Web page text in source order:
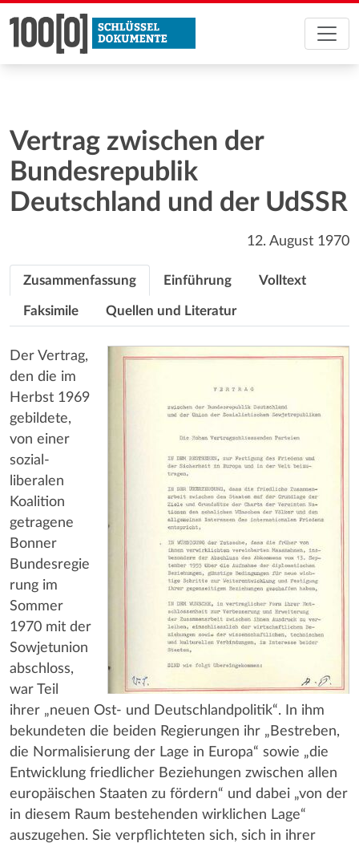
Vertrag zwischen der
Bundesrepublik
Deutschland und der UdSSR
12. August 1970
Zusammenfassung Einführung Volltext
Faksimile Quellen und Literatur
Der Vertrag,
den die im
Herbst 1969
gebildete,
von einer
sozial-
liberalen
Koalition
getragene
Bonner
Bundesregie
rung im
Sommer
1970 mit der
Sowjetunion
abschloss,
war Teil
ihrer „neuen Ost- und Deutschlandpolitik“. In ihm
bekundeten die beiden Regierungen ihr „Bestreben,
die Normalisierung der Lage in Europa“ sowie „die
Entwicklung friedlicher Beziehungen zwischen allen
europäischen Staaten zu fördern“ und dabei „von der
in diesem Raum bestehenden wirklichen Lage“
auszugehen. Sie verpflichteten sich, sich in ihrer